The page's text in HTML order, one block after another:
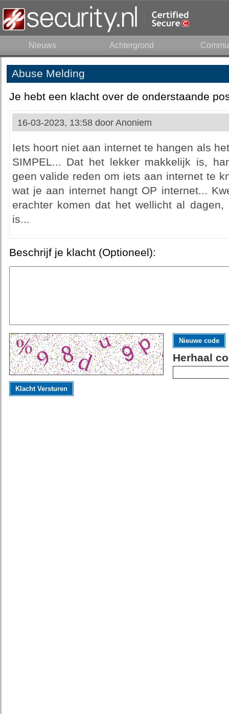
Nieuws Achtergrond
Abuse Melding
Je hebt een klacht over de onderstaande
16-03-2023, 13:58 door Anoniem
Iets hoort niet aan internet te hangen als
SIMPEL... Dat het lekker makkelijk is,
geen valide reden om iets aan internet te
wat je aan internet hangt OP internet...
erachter komen dat het wellicht al
is...
Beschrijf je klacht (Optioneel):
Nieuwe code
Herhaal
Klacht Versturen